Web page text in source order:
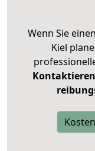
Wenn Sie
Kiel